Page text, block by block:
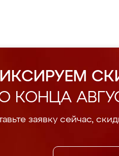
КОНЦА
заявку сейчас,